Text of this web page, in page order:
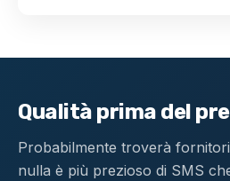
Qualità prima del
Probabilmente troverà
nulla è più prezioso di SMS